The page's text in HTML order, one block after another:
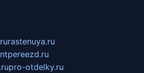
rastenuya.ru
pro-otdelky.ru